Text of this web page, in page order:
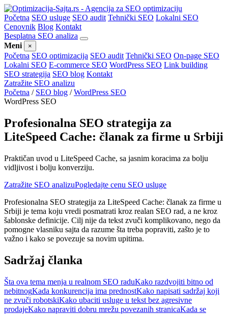
Početna SEO usluge SEO audit Tehnički SEO Lokalni SEO
Cenovnik Blog Kontakt
Besplatna SEO analiza
Meni
×
Početna SEO optimizacija SEO audit Tehnički SEO On-page SEO
Lokalni SEO E-commerce SEO WordPress SEO Link building
SEO strategija SEO blog Kontakt
Zatražite SEO analizu
Početna / SEO blog /WordPress SEO
WordPress SEO
Profesionalna SEO strategija za
LiteSpeed Cache: članak za firme u Srbiji
Praktičan uvod u LiteSpeed Cache, sa jasnim koracima za bolju
vidljivost i bolju konverziju.
Zatražite SEO analizuPogledajte cenu SEO usluge
Profesionalna SEO strategija za LiteSpeed Cache: članak za firme u
Srbiji je tema koju vredi posmatrati kroz realan SEO rad, a ne kroz
šablonske definicije. Cilj nije da tekst zvuči komplikovano, nego da
pomogne vlasniku sajta da razume šta treba popraviti, zašto je to
važno i kako se povezuje sa novim upitima.
Sadržaj članka
Šta ova tema menja u realnom SEO raduKako razdvojiti bitno od
nebitnogKada konkurencija ima prednostKako napisati sadržaj koji
ne zvuči robotskiKako ubaciti usluge u tekst bez agresivne
prodajeKako napraviti dobru mrežu povezanih stranicaKada se